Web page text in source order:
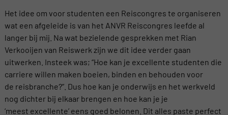
Het idee om voor studenten een Reiscongres te organiseren
wat een afgeleide is van het ANVR Reiscongres leefde al
langer bij mij. Na wat bezielende gesprekken met Rian
Verkooijen van Reiswerk zijn we dit idee verder gaan
uitwerken. Insteek was; “Hoe kan je excellente studenten die
carriere willen maken boeien, binden en behouden voor
de reisbranche?”. Dus hoe kan je onderwijs en het werkveld
nog dichter bij elkaar brengen en hoe kan je je
‘meest excellente’ eens goed belonen. Dit alles paste perfect